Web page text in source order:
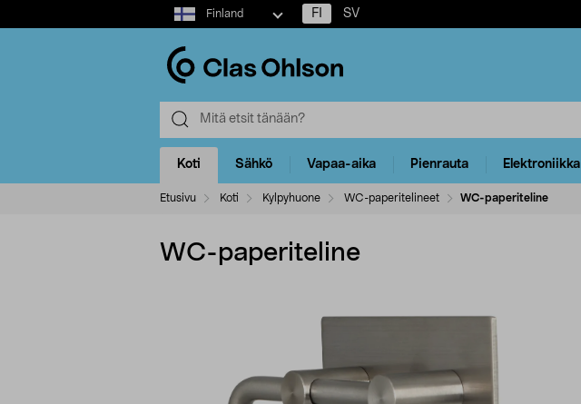
Select
market
Finland FI SV
Koti Sähkö Vapaa-aika Pienrauta Elektroniikka
Etusivu Koti Kylpyhuone WC-paperitelineet WC-paperiteline
WC-paperiteline